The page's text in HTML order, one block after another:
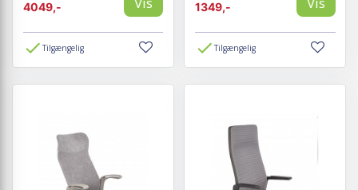
4049,-
Tilgængelig
1349,-
Tilgængelig